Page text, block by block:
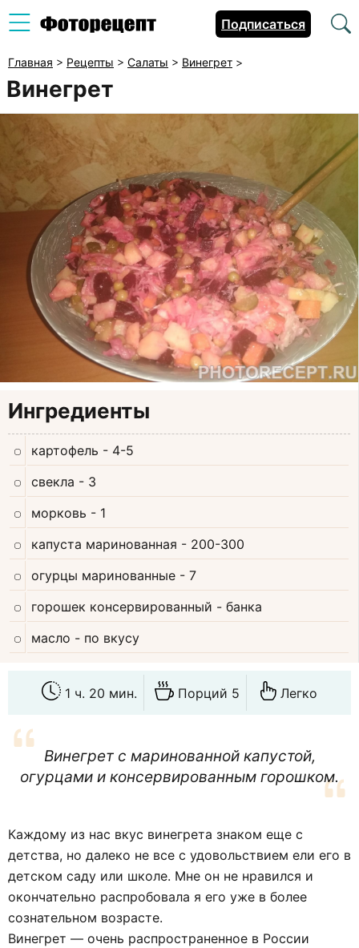
Подписаться
Главная > Рецепты > Салаты > Винегрет >
Винегрет
Ингредиенты
картофель - 4-5
свекла - 3
морковь - 1
капуста маринованная - 200-300
огурцы маринованные - 7
горошек консервированный - банка
масло - по вкусу
1 ч. 20 мин. Порций 5 Легко
Винегрет с маринованной капустой,
огурцами и консервированным горошком.
Каждому из нас вкус винегрета знаком еще с
детства, но далеко не все с удовольствием ели его в
детском саду или школе. Мне он не нравился и
окончательно распробовала я его уже в более
сознательном возрасте.
Винегрет — очень распространенное в России